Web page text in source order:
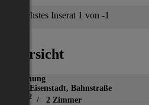
Nächstes Inserat 1 von -1
Übersicht
Wohnung
7000 Eisenstadt, Bahnstraße
2 / 2 Zimmer